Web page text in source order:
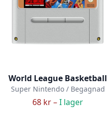
World League Basketball
Super Nintendo / Begagnad
68 kr –I lager